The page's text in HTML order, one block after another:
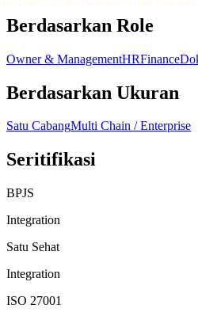
Berdasarkan Role
Owner & ManagementHRFinance
Berdasarkan Ukuran
Satu CabangMulti Chain / Enterprise
Seritifikasi
BPJS
Integration
Satu Sehat
Integration
ISO 27001